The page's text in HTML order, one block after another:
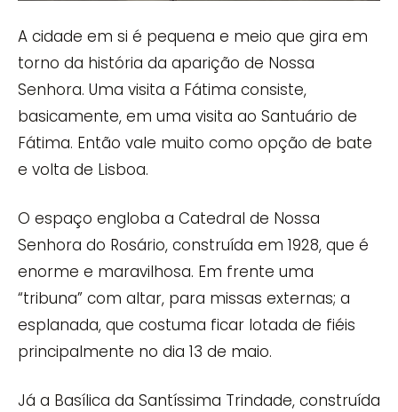
A cidade em si é pequena e meio que gira em
torno da história da aparição de Nossa
Senhora. Uma visita a Fátima consiste,
basicamente, em uma visita ao Santuário de
Fátima. Então vale muito como opção de bate
e volta de Lisboa.
O espaço engloba a Catedral de Nossa
Senhora do Rosário, construída em 1928, que é
enorme e maravilhosa. Em frente uma
“tribuna” com altar, para missas externas; a
esplanada, que costuma ficar lotada de fiéis
principalmente no dia 13 de maio.
Já a Basílica da Santíssima Trindade, construída